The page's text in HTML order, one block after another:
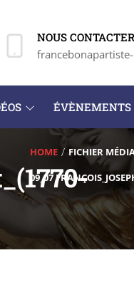
NOUS
ÉVÈNEMENTS
HOME FICHIER
09_07